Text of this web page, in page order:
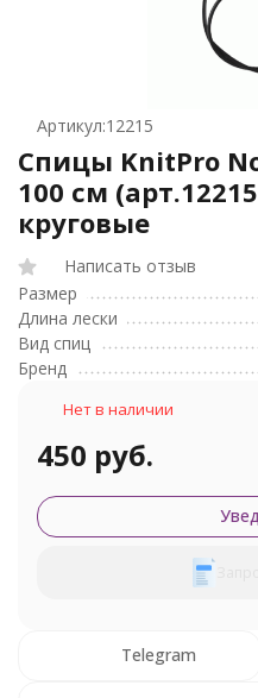
Артикул:12215
Спицы KnitPro
100 см
круговые
Написать отзыв
Размер
Длина лески
Вид спиц
Бренд
Нет в наличии
450 руб.
Telegram